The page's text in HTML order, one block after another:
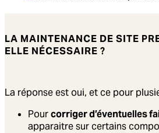
LA MAINTENANCE DE SITE
ELLE NÉCESSAIRE ?
La réponse est oui, et ce pour
Pourcorriger d’éventuelles
apparaitre sur certains